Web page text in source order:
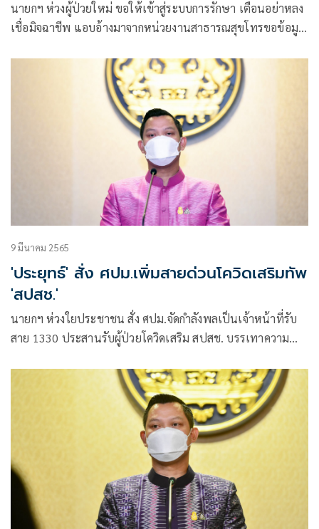
นายกฯ ห่วงผู้ป่วยใหม่ ขอให้เข้าสู่ระบบการรักษา เตือนอย่าหลง
เชื่อมิจฉาชีพ แอบอ้างมาจากหน่วยงานสาธารณสุขโทรขอข้อมูล
9 มีนาคม 2565
'ประยุทธ์' สั่ง ศปม.เพิ่มสายด่วนโควิดเสริมทัพ
'สปสช.'
นายกฯ ห่วงใยประชาชน สั่ง ศปม.จัดกำลังพลเป็นเจ้าหน้าที่รับ
สาย 1330 ประสานรับผู้ป่วยโควิดเสริม สปสช. บรรเทาความ